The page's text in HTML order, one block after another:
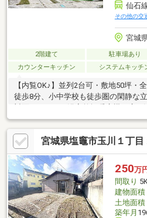
仙石
その他の交
宮城
2階建て 駐車場あり
カウンターキッチン
システムキッチ
【内覧OK♪】並列2台可・敷地50坪
徒歩8分、小中学校も徒歩圏の閑静な
対面キッチン、浴室乾燥暖房機、広々
宮城県塩竈市玉川１丁目
250万
間取り
建物面積
土地面積
築年月